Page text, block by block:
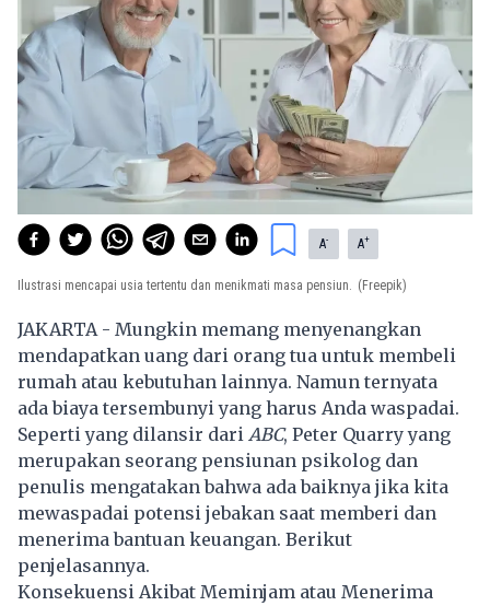
A- A+
Ilustrasi mencapai usia tertentu dan menikmati masa pensiun. (Freepik)
JAKARTA - Mungkin memang menyenangkan
mendapatkan uang dari orang tua untuk membeli
rumah atau kebutuhan lainnya. Namun ternyata
ada biaya tersembunyi yang harus Anda waspadai.
Seperti yang dilansir dari ABC, Peter Quarry yang
merupakan seorang pensiunan psikolog dan
penulis mengatakan bahwa ada baiknya jika kita
mewaspadai potensi jebakan saat memberi dan
menerima bantuan keuangan. Berikut
penjelasannya.
Konsekuensi Akibat Meminjam atau Menerima